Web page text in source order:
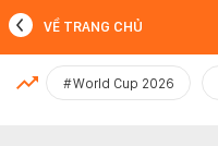
MỚI NHẤT
VỀ TRANG CHỦ
#World Cup 2026